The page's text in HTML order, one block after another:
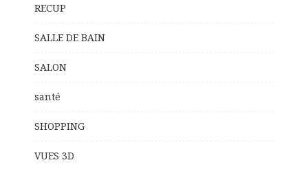
RECUP
SALLE DE BAIN
SALON
santé
SHOPPING
VUES 3D